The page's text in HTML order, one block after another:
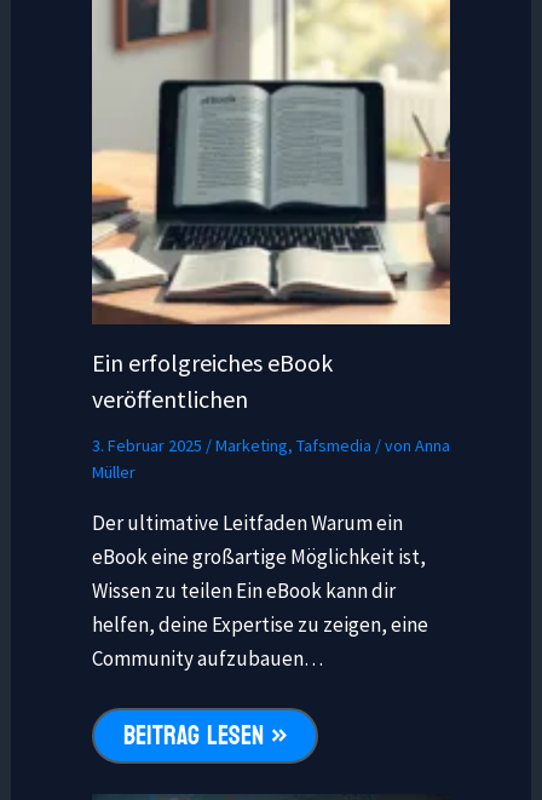
Ein erfolgreiches eBook
veröffentlichen
3. Februar 2025 /Marketing, Tafsmedia / von Anna
Müller
Der ultimative Leitfaden Warum ein
eBook eine großartige Möglichkeit ist,
Wissen zu teilen Ein eBook kann dir
helfen, deine Expertise zu zeigen, eine
Community aufzubauen…
BEITRAG LESEN »